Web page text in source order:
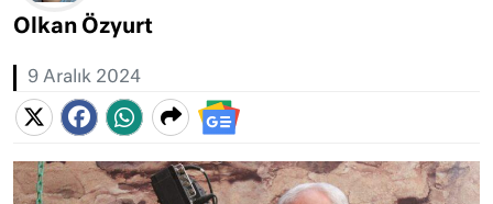
Olkan Özyurt
9 Aralık 2024